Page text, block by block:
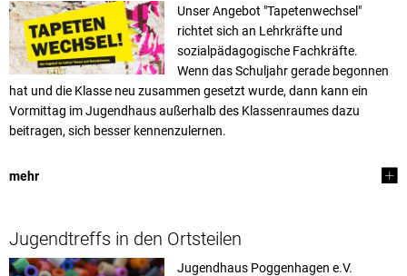
Unser Angebot "Tapetenwechsel"
richtet sich an Lehrkräfte und
sozialpädagogische Fachkräfte.
Wenn das Schuljahr gerade begonnen
hat und die Klasse neu zusammen gesetzt wurde, dann kann ein
Vormittag im Jugendhaus außerhalb des Klassenraumes dazu
beitragen, sich besser kennenzulernen.
mehr
Jugendtreffs in den Ortsteilen
Jugendhaus Poggenhagen e.V.